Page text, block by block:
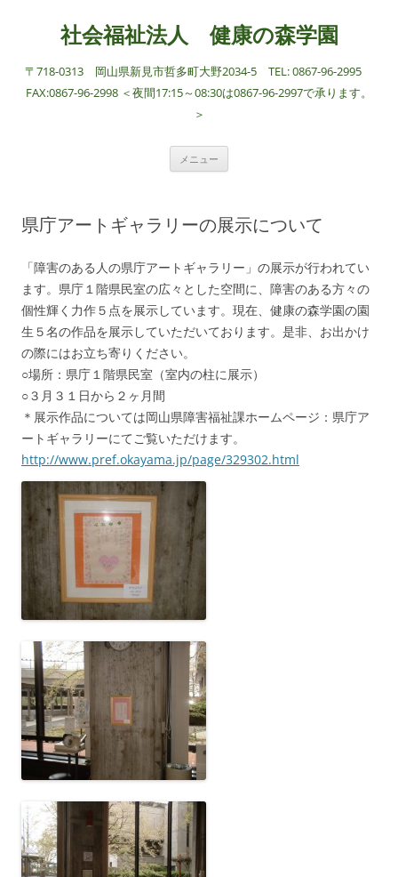
社会福祉法人 健康の森学園
〒718-0313 岡山県新見市哲多町大野2034-5 TEL: 0867-96-2995
FAX:0867-96-2998 ＜夜間17:15～08:30は0867-96-2997で承ります。
＞
メニュー
へ
ス
キ
プ
県庁アートギャラリーの展示について
「障害のある人の県庁アートギャラリー」の展示が行われてい
ます。県庁１階県民室の広々とした空間に、障害のある方々の
個性輝く力作５点を展示しています。現在、健康の森学園の園
生５名の作品を展示していただいております。是非、お出かけ
の際にはお立ち寄りください。
○場所：県庁１階県民室（室内の柱に展示）
○３月３１日から２ヶ月間
＊展示作品については岡山県障害福祉課ホームページ：県庁ア
ートギャラリーにてご覧いただけます。
http://www.pref.okayama.jp/page/329302.html